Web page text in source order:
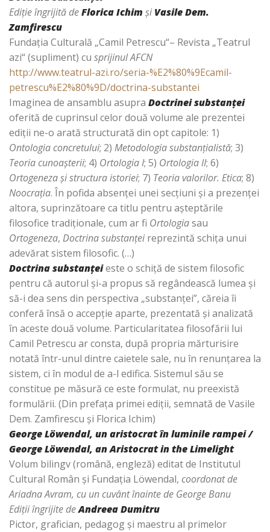
Ediţie îngrijită deFlorica Ichim şi Vasile Dem.
Zamfirescu
Fundaţia Culturală „Camil Petrescu“– Revista „Teatrul
azi“ (supliment) cu sprijinul AFCN
http://www.teatrul-azi.ro/seria-%E2%80%9Ecamil-
petrescu%E2%80%9D/doctrina-substantei
Imaginea de ansamblu asupra Doctrinei substanţei
oferită de cuprinsul celor două volume ale prezentei
ediţii ne-o arată structurată din opt capitole: 1)
Ontologia concretului; 2) Metodologia substanţialistă; 3)
Teoria cunoaşterii; 4) Ortologia I; 5) Ortologia II; 6)
Ortogeneza şi structura istoriei; 7) Teoria valorilor. Etica; 8)
Noocraţia. În pofida absenţei unei secţiuni şi a prezenţei
altora, suprinzătoare ca titlu pentru aşteptările
filosofice tradiţionale, cum ar fi Ortologiasau
Ortogeneza, Doctrina substanţei reprezintă schiţa unui
adevărat sistem filosofic. (…)
Doctrina substanţeieste o schiţă de sistem filosofic
pentru că autorul şi-a propus să regândească lumea şi
să-i dea sens din perspectiva „substanţei”, căreia îi
conferă însă o accepţie aparte, prezentată şi analizată
în aceste două volume. Particularitatea filosofării lui
Camil Petrescu ar consta, după propria mărturisire
notată într-unul dintre caietele sale, nu în renunţarea la
sistem, ci în modul de a-l edifica. Sistemul său se
constitue pe măsură ce este formulat, nu preexistă
formulării. (Din prefaţa primei ediţii, semnată de Vasile
Dem. Zamfirescu şi Florica Ichim)
George Löwendal, un aristocrat în luminile rampei /
George Löwendal, an Aristocrat in the Limelight
Volum bilingv (română, engleză) editat de Institutul
Cultural Român şi Fundaţia Löwendal, coordonat de
Ariadna Avram, cu un cuvânt înainte de George Banu
Ediţii îngrijite deAndreea Dumitru
Pictor, grafician, pedagog şi maestru al primelor